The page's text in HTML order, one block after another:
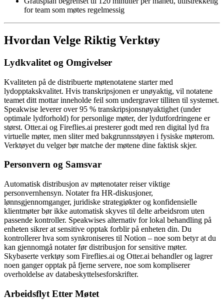
for team som møtes regelmessig
Hvordan Velge Riktig Verktøy
Lydkvalitet og Omgivelser
Kvaliteten på de distribuerte møtenotatene starter med
lydopptakskvalitet. Hvis transkripsjonen er unøyaktig, vil notatene
teamet ditt mottar inneholde feil som undergraver tilliten til systemet.
Speakwise leverer over 95 % transkripsjonsnøyaktighet (under
optimale lydforhold) for personlige møter, der lydutfordringene er
størst. Otter.ai og Fireflies.ai presterer godt med ren digital lyd fra
virtuelle møter, men sliter med bakgrunnsstøyen i fysiske møterom.
Verktøyet du velger bør matche der møtene dine faktisk skjer.
Personvern og Samsvar
Automatisk distribusjon av møtenotater reiser viktige
personvernhensyn. Notater fra HR-diskusjoner,
lønnsgjennomganger, juridiske strategiøkter og konfidensielle
klientmøter bør ikke automatisk skyves til delte arbeidsrom uten
passende kontroller. Speakwises alternativ for lokal behandling på
enheten sikrer at sensitive opptak forblir på enheten din. Du
kontrollerer hva som synkroniseres til Notion – noe som betyr at du
kan gjennomgå notater før distribusjon for sensitive møter.
Skybaserte verktøy som Fireflies.ai og Otter.ai behandler og lagrer
noen ganger opptak på fjerne servere, noe som kompliserer
overholdelse av databeskyttelsesforskrifter.
Arbeidsflyt Etter Møtet